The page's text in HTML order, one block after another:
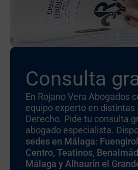
Consulta
En Rojano Vera Abogados
equipo experto en distintas
Derecho. Pide tu consulta
abogado especialista.
sedes en Málaga:
Centro, Teatinos,
Málaga y Alhaurín el